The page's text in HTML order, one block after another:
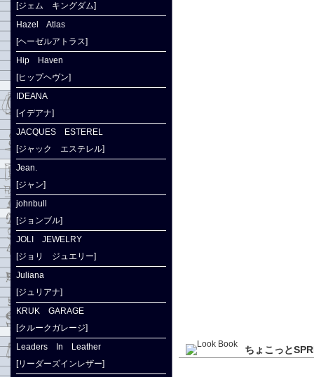
ちょこっと
[ジェム キングダム]
Hazel Atlas
[ヘーゼルアトラス]
Hip Haven
[ヒップヘヴン]
IDEANA
[イデアナ]
JACQUES ESTEREL
[ジャック エステレル]
Jean.
[ジャン]
johnbull
[ジョンブル]
JOLI JEWELRY
[ジョリ ジュエリー]
Juliana
[ジュリアナ]
KRUK GARAGE
[クルークガレージ]
Leaders In Leather
[リーダーズインレザー]